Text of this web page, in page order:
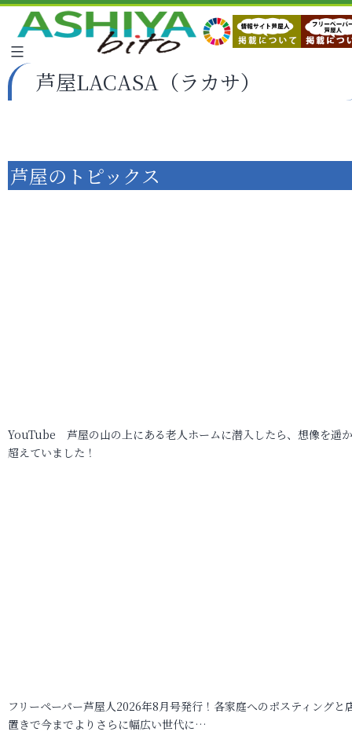
芦屋LACASA（ラカサ）
芦屋のトピックス
YouTube 芦屋の山の上にある老人ホームに潜入したら、想像を遥
超えていました！
フリーペーパー芦屋人2026年8月号発行！各家庭へのポスティングと
置きで今までよりさらに幅広い世代に…